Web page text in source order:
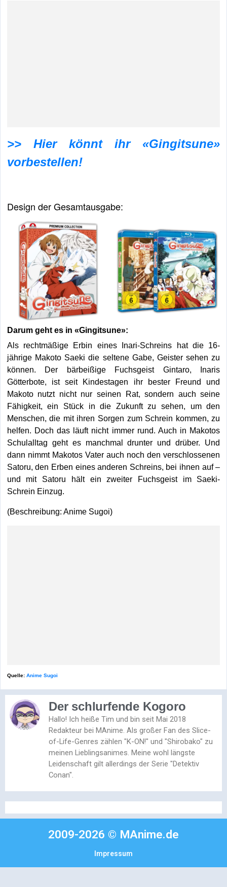
>> Hier könnt ihr «Gingitsune»
vorbestellen!
Design der Gesamtausgabe:
Darum geht es in «Gingitsune»:
Als rechtmäßige Erbin eines Inari-Schreins hat die 16-
jährige Makoto Saeki die seltene Gabe, Geister sehen zu
können. Der bärbeißige Fuchsgeist Gintaro, Inaris
Götterbote, ist seit Kindestagen ihr bester Freund und
Makoto nutzt nicht nur seinen Rat, sondern auch seine
Fähigkeit, ein Stück in die Zukunft zu sehen, um den
Menschen, die mit ihren Sorgen zum Schrein kommen, zu
helfen. Doch das läuft nicht immer rund. Auch in Makotos
Schulalltag geht es manchmal drunter und drüber. Und
dann nimmt Makotos Vater auch noch den verschlossenen
Satoru, den Erben eines anderen Schreins, bei ihnen auf –
und mit Satoru hält ein zweiter Fuchsgeist im Saeki-
Schrein Einzug.
(Beschreibung: Anime Sugoi)
Quelle: Anime Sugoi
Der schlurfende Kogoro
Hallo! Ich heiße Tim und bin seit Mai 2018
Redakteur bei MAnime. Als großer Fan des Slice-
of-Life-Genres zählen "K-ON!" und "Shirobako" zu
meinen Lieblingsanimes. Meine wohl längste
Leidenschaft gilt allerdings der Serie "Detektiv
Conan".
2009-2026 © MAnime.de
Impressum